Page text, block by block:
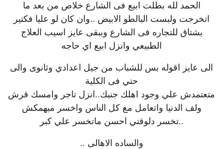
الحمد لله بطلت ابيع فى الشارع خلاص من بعد ما
اتخرجت ولبست البالطو الابيض ..وان كان لو عليا فكتير
بشتاق للتجاره فى الشارع وببقى عايز اسيب العلاج
الطبيعي وانزل ابيع اي حاجه
الى عايز اقوله بس للشباب من جيل اعدادي وثانوى والى
حتي فى الكلية
متعتمدش علي وجود اهلك جنبك..انزل تاجر وامسك قرش
ولف الدنيا واتعامل مع كل الناس واخسر ميهمكش
..تخسر دلوقتي احسن ماتخسر علي كبر
والساده الاهالى ..